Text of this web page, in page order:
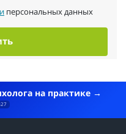
персональных данных
на практике